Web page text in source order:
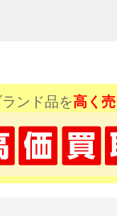
ランド品を高く